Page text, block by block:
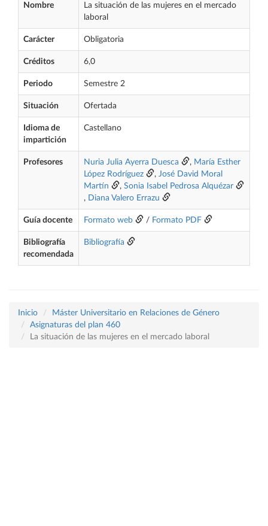
Nombre
La situación de las mujeres en el mercado
laboral
Carácter Obligatoria
Créditos 6,0
Periodo Semestre 2
Situación Ofertada
Idioma de
impartición
Castellano
Profesores Nuria Julia Ayerra Duesca , María Esther
López Rodríguez
, José David Moral
Martín
, Sonia Isabel Pedrosa Alquézar
, Diana Valero Errazu
Guía docente Formato web / Formato PDF
Bibliografía
recomendada
Bibliografía
Inicio
Máster Universitario en Relaciones de Género
Asignaturas del plan 460
La situación de las mujeres en el mercado laboral